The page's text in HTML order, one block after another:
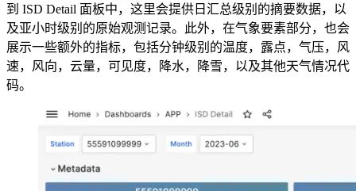
到 ISD Detail 面板中，这里会提供日汇总级别的摘要数据，以
及亚小时级别的原始观测记录。此外，在气象要素部分，也会
展示一些额外的指标，包括分钟级别的温度，露点，气压，风
速，风向，云量，可见度，降水，降雪，以及其他天气情况代
码。